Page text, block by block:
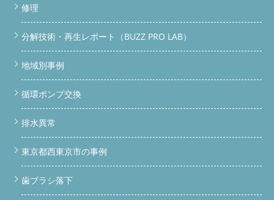
修理
分解技術・再生レポート（BUZZ PRO LAB）
地域別事例
循環ポンプ交換
排水異常
東京都西東京市の事例
歯ブラシ落下